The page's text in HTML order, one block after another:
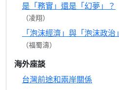
是「務實」還是「幻夢」？
（凌翔）
「泡沫經濟」與「泡沫政治」
（福蜀濤）
海外座談
台灣前途和兩岸關係